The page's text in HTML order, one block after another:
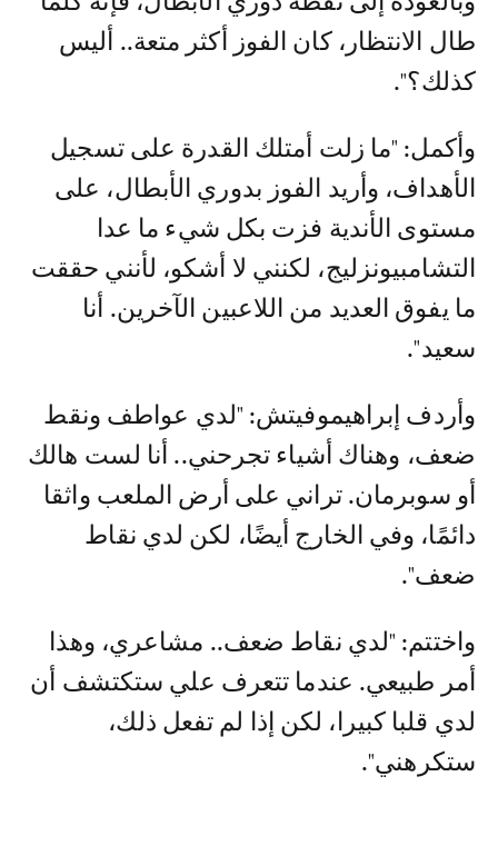
طال الانتظار، كان الفوز أكثر متعة.. أليس
كذلك؟".
وأكمل: "ما زلت أمتلك القدرة على تسجيل
الأهداف، وأريد الفوز بدوري الأبطال، على
مستوى الأندية فزت بكل شيء ما عدا
التشامبيونزليج، لكنني لا أشكو، لأنني حققت
ما يفوق العديد من اللاعبين الآخرين. أنا
سعيد".
وأردف إبراهيموفيتش: "لدي عواطف ونقط
ضعف، وهناك أشياء تجرحني.. أنا لست هالك
أو سوبرمان. تراني على أرض الملعب واثقا
دائمًا، وفي الخارج أيضًا، لكن لدي نقاط
ضعف".
واختتم: "لدي نقاط ضعف.. مشاعري، وهذا
أمر طبيعي. عندما تتعرف علي ستكتشف أن
لدي قلبا كبيرا، لكن إذا لم تفعل ذلك،
ستكرهني".